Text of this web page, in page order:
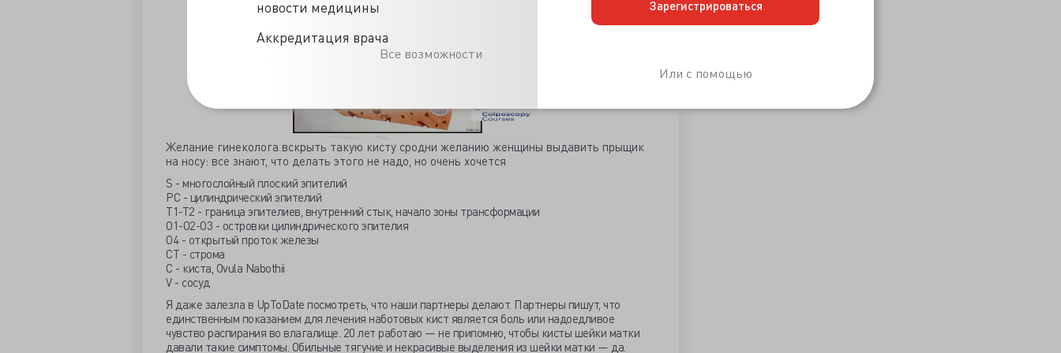
новости медицины
Аккредитация врача
Все возможности
Зарегистрироваться
Или с помощью
Желание гинеколога вскрыть такую кисту сродни желанию женщины выдавить прыщик
на носу: все знают, что делать этого не надо, но очень хочется
S - многослойный плоский эпителий
РС - цилиндрический эпителий
Т1-Т2 - граница эпителиев, внутренний стык, начало зоны трансформации
О1-О2-О3 - островки цилиндрического эпителия
О4 - открытый проток железы
СТ - строма
С - киста, Ovula Nabothii
V - сосуд
Я даже залезла в UpToDate посмотреть, что наши партнеры делают. Партнеры пишут, что
единственным показанием для лечения наботовых кист является боль или надоедливое
чувство распирания во влагалище. 20 лет работаю — не припомню, чтобы кисты шейки матки
давали такие симптомы. Обильные тягучие и некрасивые выделения из шейки матки — да.